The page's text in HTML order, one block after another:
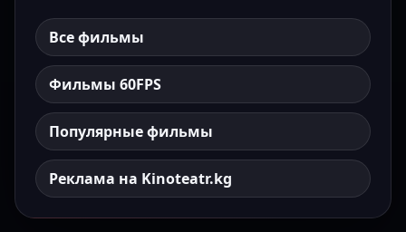
Все фильмы
Фильмы 60FPS
Популярные фильмы
Реклама на Kinoteatr.kg